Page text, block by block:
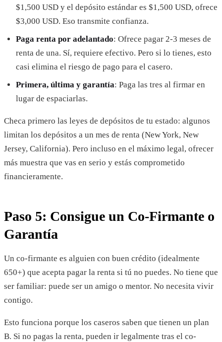
$1,500 USD y el depósito estándar es $1,500 USD, ofrece
$3,000 USD. Eso transmite confianza.
Paga renta por adelantado: Ofrece pagar 2-3 meses de
renta de una. Sí, requiere efectivo. Pero si lo tienes, esto
casi elimina el riesgo de pago para el casero.
Primera, última y garantía: Paga las tres al firmar en
lugar de espaciarlas.
Checa primero las leyes de depósitos de tu estado: algunos
limitan los depósitos a un mes de renta (New York, New
Jersey, California). Pero incluso en el máximo legal, ofrecer
más muestra que vas en serio y estás comprometido
financieramente.
Paso 5: Consigue un Co-Firmante o
Garantía
Un co-firmante es alguien con buen crédito (idealmente
650+) que acepta pagar la renta si tú no puedes. No tiene que
ser familiar: puede ser un amigo o mentor. No necesita vivir
contigo.
Esto funciona porque los caseros saben que tienen un plan
B. Si no pagas la renta, pueden ir legalmente tras el co-